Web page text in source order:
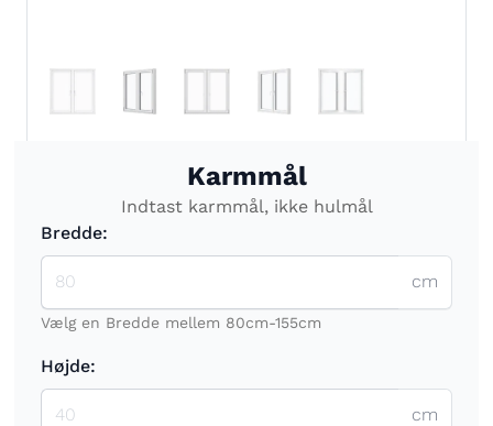
Karmmål
Indtast karmmål, ikke hulmål
Bredde:
cm
Vælg en Bredde mellem 80cm-155cm
Højde:
cm